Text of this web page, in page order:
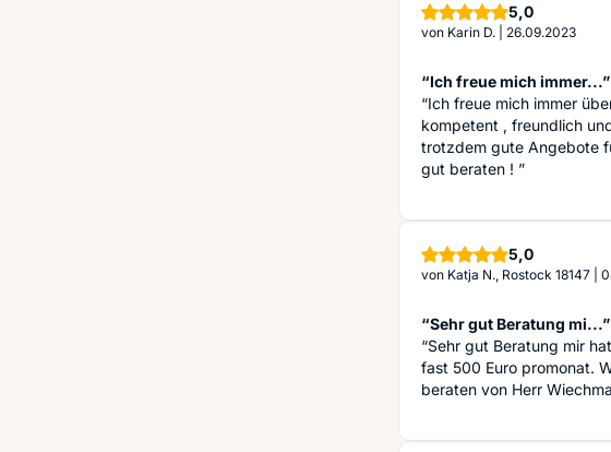
5,0Sterne
von Karin D. 26.09.2023
“Ich freue mich immer...”
“Ich freue mich immer
kompetent , freundlich
trotzdem gute Angebote
gut beraten ! ”
5,0Sterne
von Katja N., Rostock 18147
“Sehr gut Beratung mi...”
“Sehr gut Beratung mir
fast 500 Euro promonat.
beraten von Herr